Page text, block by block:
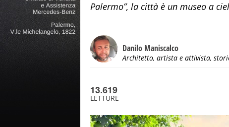
Palermo”, la città è un museo a
Danilo Maniscalco
Architetto, artista e attivista,
13.619
LETTURE